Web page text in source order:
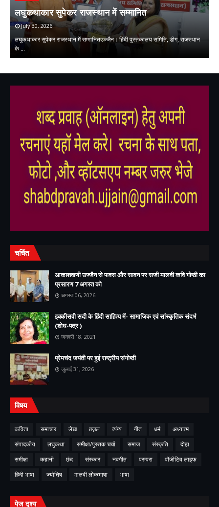
लघुकथाकार सुपेकर राजस्थान में सम्मानित
July 30, 2026
लघुकथाकार सुपेकर राजस्थान में सम्मानितउज्जैन। हिंदी पुस्तकालय समिति, डीग, राजस्थान
के …
चर्चित
आकाशवाणी उज्जैन से पावस और सावन पर सजी मालवी कवि गोष्ठी का
प्रसारण 7 अगस्त को
अगस्त 06, 2026
इक्कीसवी सदी के हिंदी साहित्य में- सामाजिक एवं सांस्कृतिक संदर्भ
(शोध-पत्र )
जनवरी 18, 2021
प्रेमचंद जयंती पर हुई राष्ट्रीय संगोष्ठी
जुलाई 31, 2026
विषय
कविता समाचार लेख ग़ज़ल व्यंग्य गीत धर्म
अध्यात्म
संपादकीय
लघुकथा समीक्षा/पुस्तक चर्चा समाज संस्कृति
दोहा
समीक्षा
कहानी छंद संस्कार नवगीत परम्परा
पॉजीटिव लाइफ
हिंदी भाषा
ज्योतिष मालवी लोकभाषा भाषा
पेज दृश्य